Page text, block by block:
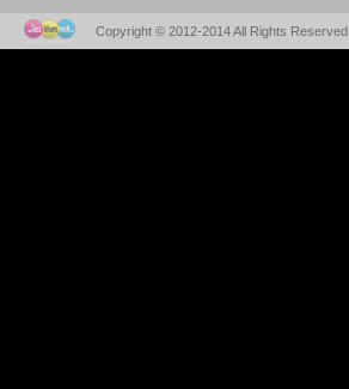
Copyright © 2012-2014 All Rights Reserved